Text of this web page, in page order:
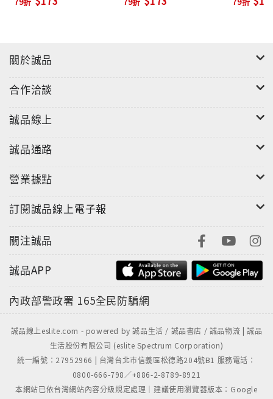
關於誠品
合作洽談
誠品線上
誠品通路
營業據點
訂閱誠品線上電子報
關注誠品
誠品APP
內政部警政署 165全民防騙網
誠品線上eslite.com - powered by 誠品生活 / 誠品書店 / 誠品物流 | 誠品
生活股份有限公司 (eslite Spectrum Corporation)
統一編號：27952966 | 台灣台北市信義區松德路204號B1 服務電話：
0800-666-798／+886-2-8789-8921
本網站已依台灣網站內容分級規定處理｜建議使用瀏覽器版本：Google